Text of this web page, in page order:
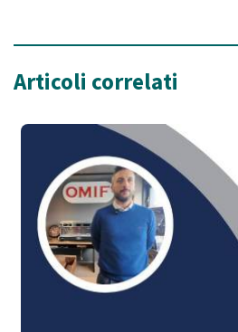
Articoli correlati